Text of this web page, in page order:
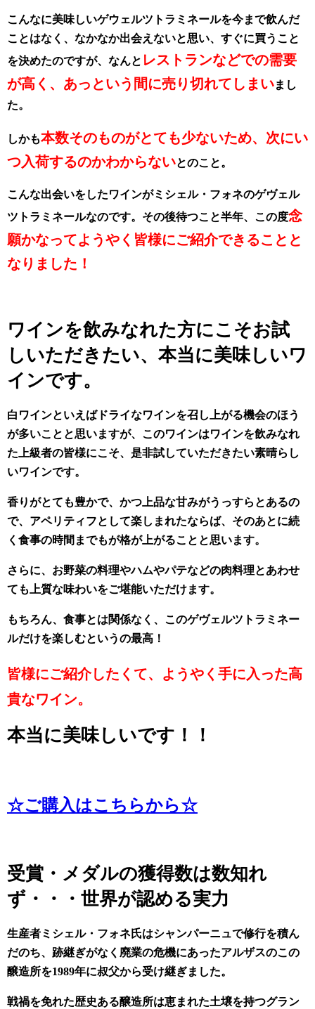
こんなに美味しいゲウェルツトラミネールを今まで飲んだ
ことはなく、なかなか出会えないと思い、すぐに買うこと
を決めたのですが、なんと レストランなどでの需要
が高く、あっという間に売り切れてしまいまし
た。
しかも本数そのものがとても少ないため、次にい
つ入荷するのかわからないとのこと。
こんな出会いをしたワインがミシェル・フォネのゲヴェル
ツトラミネールなのです。その後待つこと半年、この度念
願かなってようやく皆様にご紹介できることと
なりました！
ワインを飲みなれた方にこそお試
しいただきたい、本当に美味しいワ
インです。
白ワインといえばドライなワインを召し上がる機会のほう
が多いことと思いますが、このワインはワインを飲みなれ
た上級者の皆様にこそ、是非試していただきたい素晴らし
いワインです。
香りがとても豊かで、かつ上品な甘みがうっすらとあるの
で、アペリティフとして楽しまれたならば、そのあとに続
く食事の時間までもが格が上がることと思います。
さらに、お野菜の料理やハムやパテなどの肉料理とあわせ
ても上質な味わいをご堪能いただけます。
もちろん、食事とは関係なく、このゲヴェルツトラミネー
ルだけを楽しむというの最高！
皆様にご紹介したくて、ようやく手に入った高
貴なワイン。
本当に美味しいです！！
☆ご購入はこちらから☆
受賞・メダルの獲得数は数知れ
ず・・・世界が認める実力
生産者ミシェル・フォネ氏はシャンパーニュで修行を積ん
だのち、跡継ぎがなく廃業の危機にあったアルザスのこの
醸造所を1989年に叔父から受け継ぎました。
戦禍を免れた歴史ある醸造所は恵まれた土壌を持つグラン